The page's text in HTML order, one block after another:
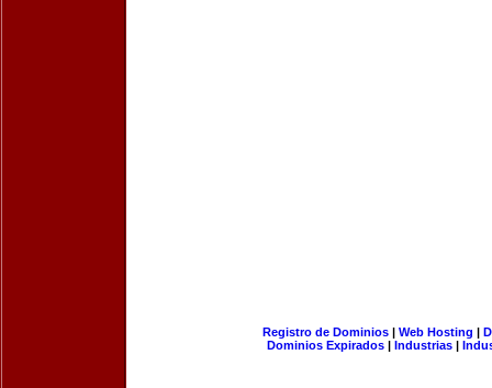
Registro de Dominios| Web Hosting |
Dominios Expirados | Industrias |